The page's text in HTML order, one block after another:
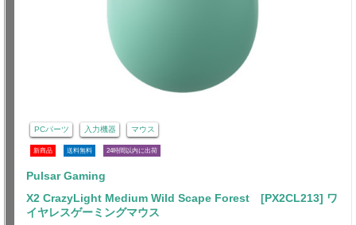
PCパーツ 入力機器 マウス
新商品 送料無料 24時間以内に出荷
Pulsar Gaming
X2 CrazyLight Medium Wild Scape Forest [PX2CL213] ワ
イヤレスゲーミングマウス